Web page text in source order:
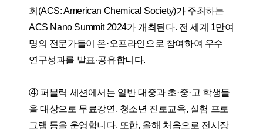
회(ACS: American Chemical Society)가 주최하는
ACS Nano Summit 2024가 개최된다. 전 세계 1만여
명의 전문가들이 온·오프라인으로 참여하여 우수
연구성과를 발표·공유합니다.
④ 퍼블릭 세션에서는 일반 대중과 초·중·고 학생들
을 대상으로 무료강연, 청소년 진로교육, 실험 프로
그램 등을 운영합니다. 또한, 올해 처음으로 전시장